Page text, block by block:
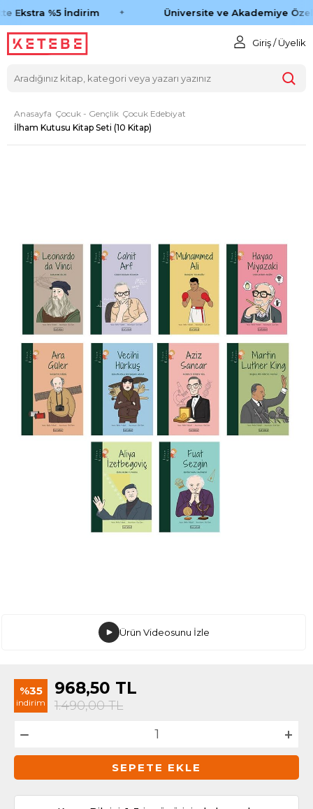
Ekstra %5 İndirim Üniversite ve Akademiye Özel
Giriş / Üyelik
Anasayfa Çocuk - Gençlik Çocuk Edebiyat
İlham Kutusu Kitap Seti (10 Kitap)
Ürün Videosunu İzle
%35
indirim
968,50 TL
1.490,00TL
SEPETE EKLE